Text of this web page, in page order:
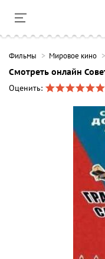
Фильмы Мировое кино
Смотреть онлайн
Оценить: